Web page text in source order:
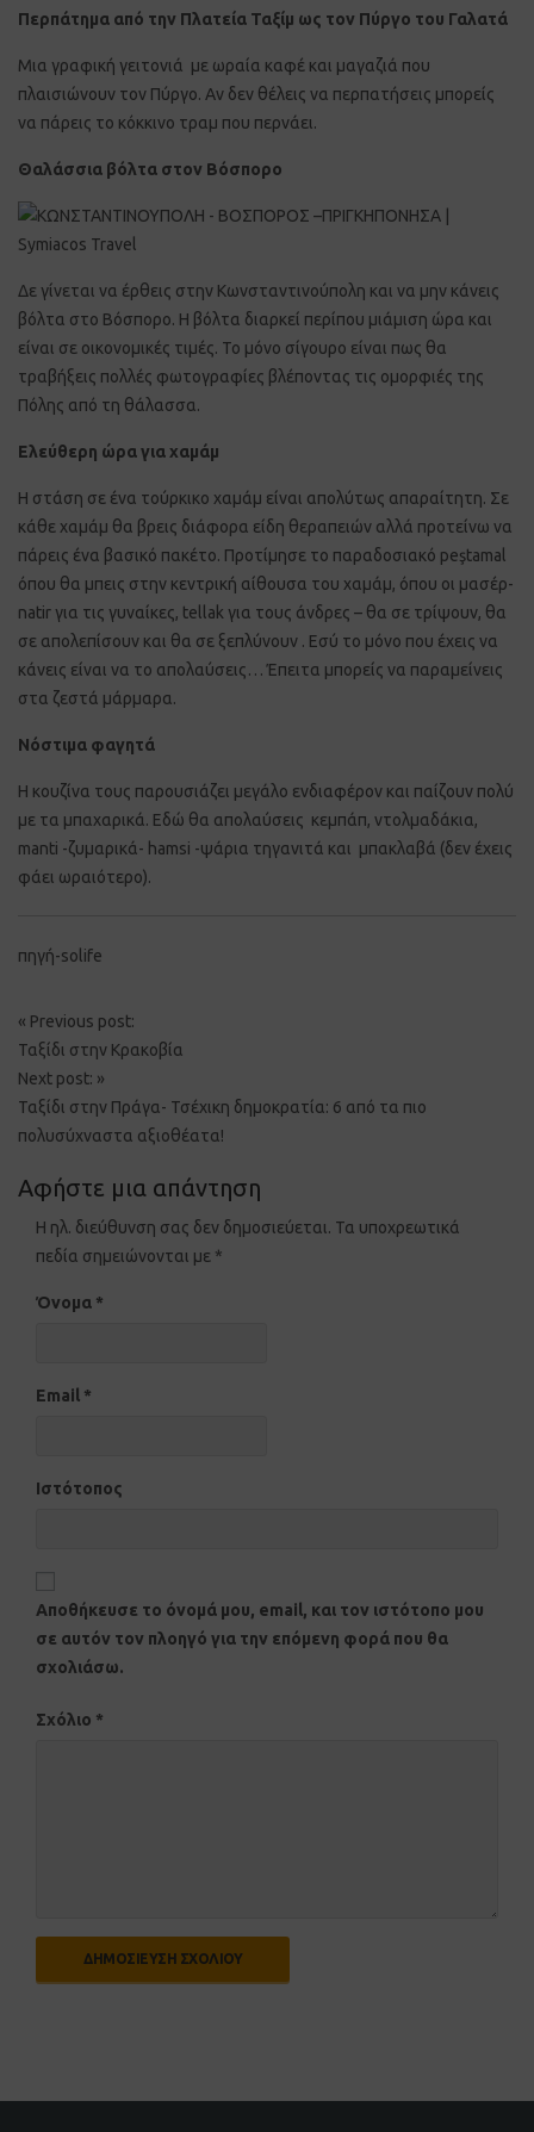
Περπάτημα από την Πλατεία Ταξίμ ως τον Πύργο του Γαλατά
Μια γραφική γειτονιά με ωραία καφέ και μαγαζιά που
πλαισιώνουν τον Πύργο. Αν δεν θέλεις να περπατήσεις μπορείς
να πάρεις το κόκκινο τραμ που περνάει.
Θαλάσσια βόλτα στον Βόσπορο
Δε γίνεται να έρθεις στην Κωνσταντινούπολη και να μην κάνεις
βόλτα στο Βόσπορο. Η βόλτα διαρκεί περίπου μιάμιση ώρα και
είναι σε οικονομικές τιμές. Το μόνο σίγουρο είναι πως θα
τραβήξεις πολλές φωτογραφίες βλέποντας τις ομορφιές της
Πόλης από τη θάλασσα.
Ελεύθερη ώρα για χαμάμ
Η στάση σε ένα τούρκικο χαμάμ είναι απολύτως απαραίτητη. Σε
κάθε χαμάμ θα βρεις διάφορα είδη θεραπειών αλλά προτείνω να
πάρεις ένα βασικό πακέτο. Προτίμησε το παραδοσιακό peştamal
όπου θα μπεις στην κεντρική αίθουσα του χαμάμ, όπου οι μασέρ-
natir για τις γυναίκες, tellak για τους άνδρες – θα σε τρίψουν, θα
σε απολεπίσουν και θα σε ξεπλύνουν . Εσύ το μόνο που έχεις να
κάνεις είναι να το απολαύσεις… Έπειτα μπορείς να παραμείνεις
στα ζεστά μάρμαρα.
Νόστιμα φαγητά
Η κουζίνα τους παρουσιάζει μεγάλο ενδιαφέρον και παίζουν πολύ
με τα μπαχαρικά. Εδώ θα απολαύσεις κεμπάπ, ντολμαδάκια,
manti -ζυμαρικά- hamsi -ψάρια τηγανιτά και μπακλαβά (δεν έχεις
φάει ωραιότερο).
πηγή-solife
Post
navigation
« Previous post:
Ταξίδι στην Κρακοβία
Next post: »
Ταξίδι στην Πράγα- Τσέχικη δημοκρατία: 6 από τα πιο
πολυσύχναστα αξιοθέατα!
Αφήστε μια απάντηση
Η ηλ. διεύθυνση σας δεν δημοσιεύεται. Τα υποχρεωτικά
πεδία σημειώνονται με *
Όνομα *
Email *
Ιστότοπος
Αποθήκευσε το όνομά μου, email, και τον ιστότοπο μου
σε αυτόν τον πλοηγό για την επόμενη φορά που θα
σχολιάσω.
Σχόλιο *